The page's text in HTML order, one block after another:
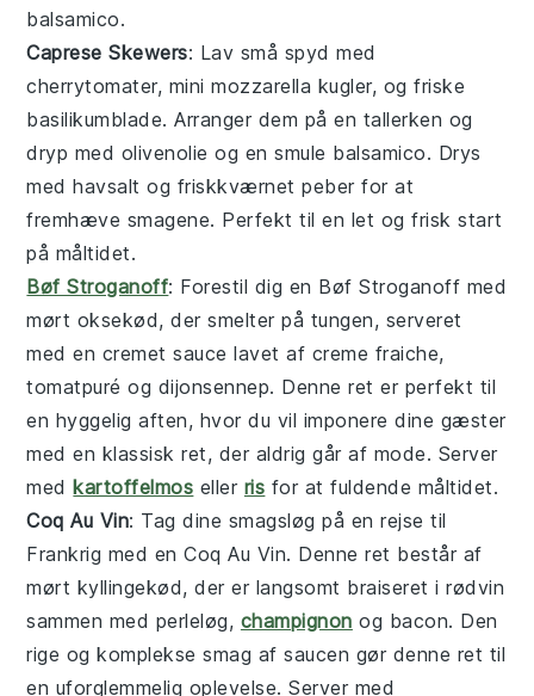
balsamico.
Caprese Skewers: Lav små spyd med
cherrytomater, mini mozzarella kugler, og friske
basilikumblade. Arranger dem på en tallerken og
dryp med olivenolie og en smule balsamico. Drys
medhavsalt og friskkværnetpeber for at
fremhæve smagene. Perfekt til en let og frisk start
på måltidet.
Bøf Stroganoff: Forestil dig en Bøf Stroganoff med
mørt oksekød, der smelter på tungen, serveret
med en cremet sauce lavet af creme fraiche,
tomatpuré og dijonsennep. Denne ret er perfekt til
en hyggelig aften, hvor du vil imponere dine gæster
med en klassisk ret, der aldrig går af mode. Server
med kartoffelmos eller ris for at fuldende måltidet.
Coq Au Vin: Tag dine smagsløg på en rejse til
Frankrig med enCoq Au Vin. Denne ret består af
mørt kyllingekød, der er langsomt braiseret irødvin
sammen med perleløg, champignon og bacon. Den
rige og komplekse smag af saucen gør denne ret til
en uforglemmelig oplevelse. Server med